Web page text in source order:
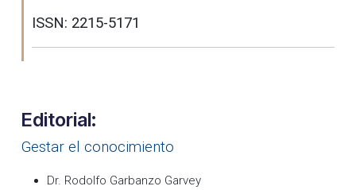
ISSN: 2215-5171
Editorial:
Gestar el conocimiento
Dr. Rodolfo Garbanzo Garvey